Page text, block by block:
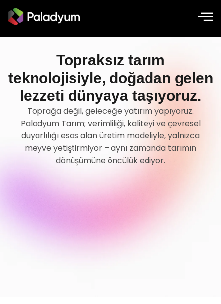
Global Sertifikalar
Topraksız tarım
teknolojisiyle, doğadan gelen
lezzeti dünyaya taşıyoruz.
Toprağa değil, geleceğe yatırım yapıyoruz.
Paladyum Tarım; verimliliği, kaliteyi ve çevresel
duyarlılığı esas alan üretim modeliyle, yalnızca
meyve yetiştirmiyor – aynı zamanda tarımın
dönüşümüne öncülük ediyor.